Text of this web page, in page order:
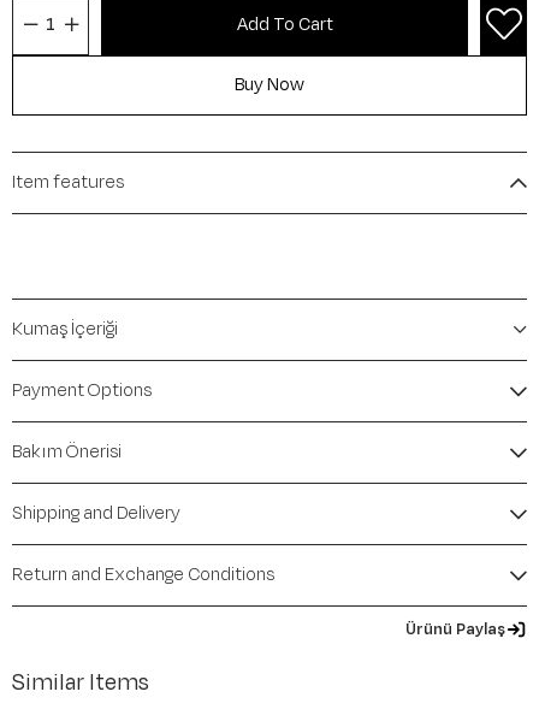
Item features
Kumaş İçeriği
Payment Options
Bakım Önerisi
Shipping and Delivery
Return and Exchange Conditions
Ürünü Paylaş
Similar Items